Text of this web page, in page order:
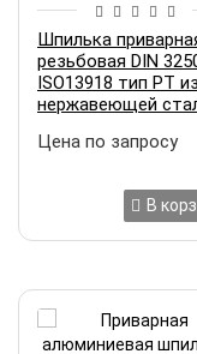
Шпилька
резьбовая DIN
ISO13918 тип РТ из
нержавеющей
Цена по запросу
В